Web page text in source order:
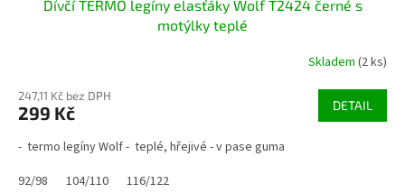
Dívčí TERMO legíny elasťáky Wolf T2424 černé s
motýlky teplé
Skladem (2 ks)
247,11 Kč bez DPH
299 Kč DETAIL
- termo legíny Wolf - teplé, hřejivé - v pase guma
92/98
104/110 116/122